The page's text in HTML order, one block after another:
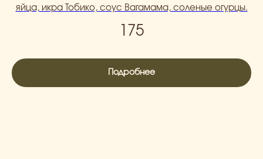
яйца, икра Тобико, соус Вагамама, соленые огурцы.
175
Подробнее